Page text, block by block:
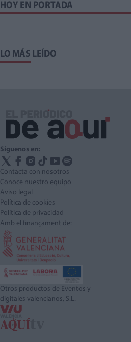
HOY EN PORTADA
LO MÁS LEÍDO
Síguenos en:
Contacta con nosotros
Conoce nuestro equipo
Aviso legal
Política de cookies
Política de privacidad
Amb el finançament de:
Otros productos de Eventos y
digitales valencianos, S.L.